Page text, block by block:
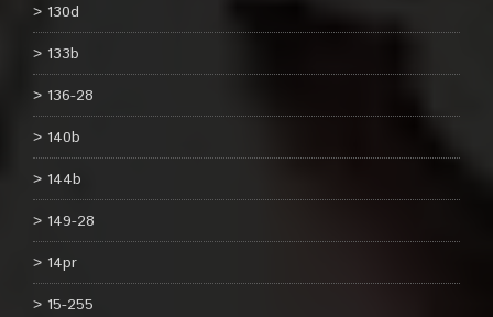
130d
133b
136-28
140b
144b
149-28
14pr
15-255